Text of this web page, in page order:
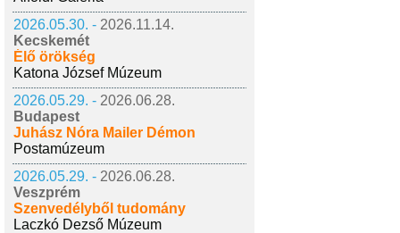
2026.05.30. - 2026.11.14.
Kecskemét
Élő örökség
Katona József Múzeum
2026.05.29. - 2026.06.28.
Budapest
Juhász Nóra Mailer Démon
Postamúzeum
2026.05.29. - 2026.06.28.
Veszprém
Szenvedélyből tudomány
Laczkó Dezső Múzeum